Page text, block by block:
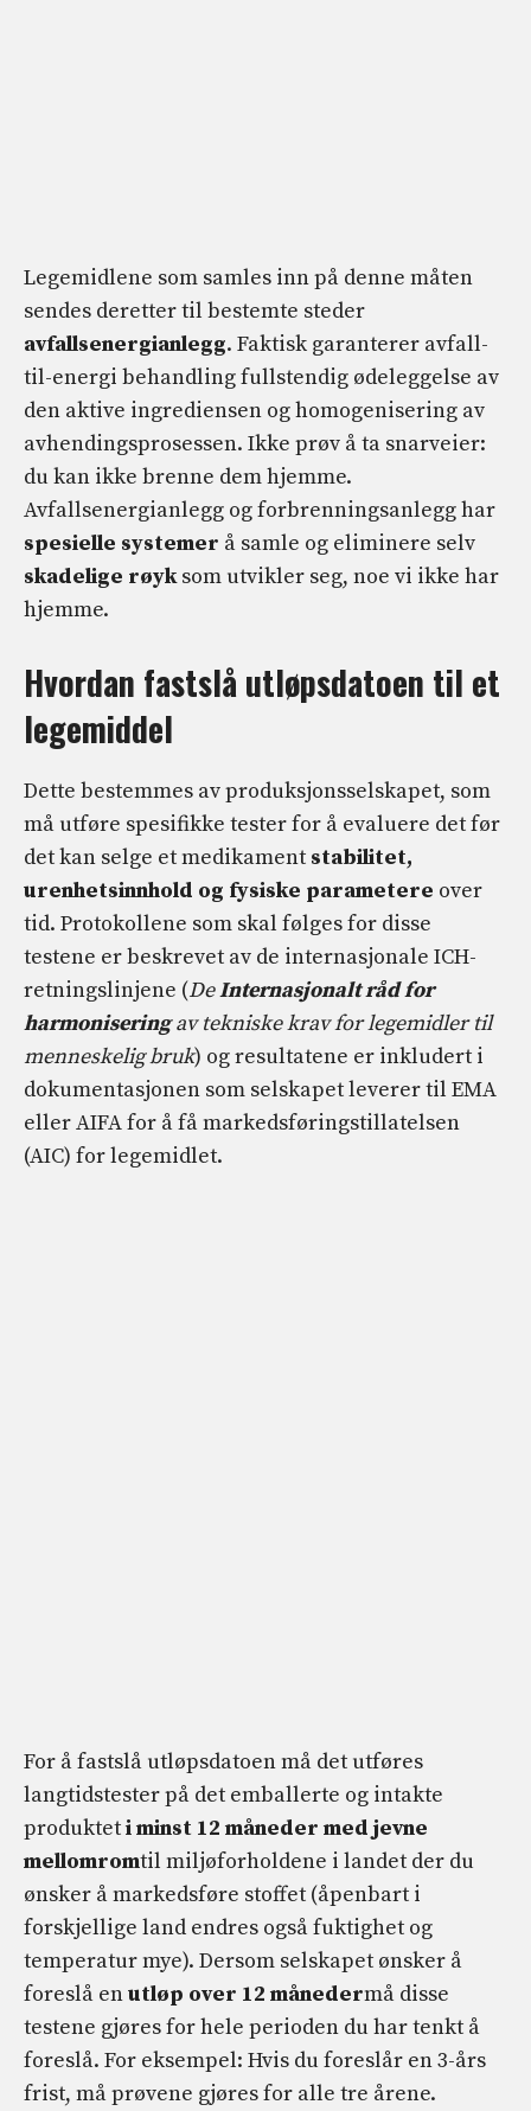
Legemidlene som samles inn på denne måten
sendes deretter til bestemte steder
avfallsenergianlegg. Faktisk garanterer avfall-
til-energi behandling fullstendig ødeleggelse av
den aktive ingrediensen og homogenisering av
avhendingsprosessen. Ikke prøv å ta snarveier:
du kan ikke brenne dem hjemme.
Avfallsenergianlegg og forbrenningsanlegg har
spesielle systemer å samle og eliminere selv
skadelige røyksom utvikler seg, noe vi ikke har
hjemme.
Hvordan fastslå utløpsdatoen til et
legemiddel
Dette bestemmes av produksjonsselskapet, som
må utføre spesifikke tester for å evaluere det før
det kan selge et medikament stabilitet,
urenhetsinnhold og fysiske parametere over
tid. Protokollene som skal følges for disse
testene er beskrevet av de internasjonale ICH-
retningslinjene (DeInternasjonalt råd for
harmoniseringav tekniske krav for legemidler til
menneskelig bruk) og resultatene er inkludert i
dokumentasjonen som selskapet leverer til EMA
eller AIFA for å få markedsføringstillatelsen
(AIC) for legemidlet.
For å fastslå utløpsdatoen må det utføres
langtidstester på det emballerte og intakte
produkteti minst 12 måneder med jevne
mellomromtil miljøforholdene i landet der du
ønsker å markedsføre stoffet (åpenbart i
forskjellige land endres også fuktighet og
temperatur mye). Dersom selskapet ønsker å
foreslå enutløp over 12 månedermå disse
testene gjøres for hele perioden du har tenkt å
foreslå. For eksempel: Hvis du foreslår en 3-års
frist, må prøvene gjøres for alle tre årene.